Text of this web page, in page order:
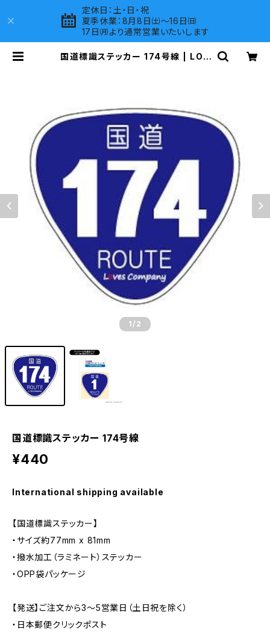
定休日：土・日・祝
夏季休業：8月8日㈯～16日㈰
17日㈪より通常営業いたいします
国道標識ステッカー 174号線 | LOV
1 /2
国道標識ステッカー 174号線
¥440
International shipping available
【国道標識ステッカー】
・サイズ約77mm x 81mm
・撥水加工（ラミネート）ステッカー
・OPP袋パッケージ
【発送】ご注文から3〜5営業日（土日祝を除く）
・日本郵便クリックポスト